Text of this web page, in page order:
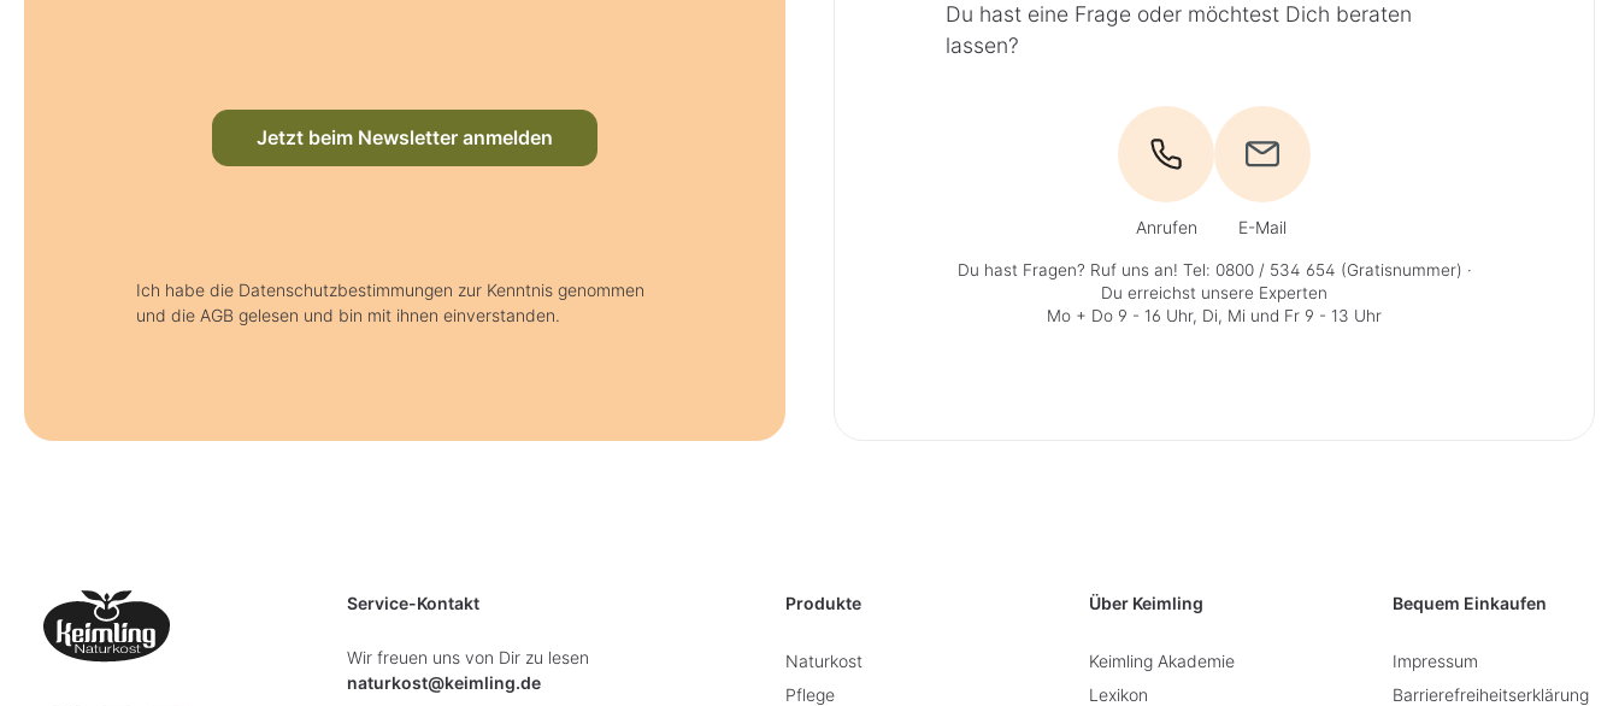
Jetzt beim Newsletter anmelden
Ich habe die Datenschutzbestimmungen zur Kenntnis genommen
und die AGB gelesen und bin mit ihnen einverstanden.
Du hast eine Frage oder möchtest Dich beraten
lassen?
Anrufen E-Mail
Du hast Fragen? Ruf uns an! Tel: 0800 / 534 654 (Gratisnummer) ·
Du erreichst unsere Experten
Mo + Do 9 - 16 Uhr, Di, Mi und Fr 9 - 13 Uhr
Service-Kontakt
Wir freuen uns von Dir zu lesen
naturkost@keimling.de
Produkte
Naturkost
Pflege
Über Keimling
Keimling Akademie
Lexikon
Bequem Einkaufen
Impressum
Barrierefreiheitserklärung